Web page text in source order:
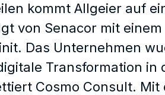
kommt Allgeier auf
von Senacor mit
Das Unternehmen
Transformation in
Cosmo Consult.